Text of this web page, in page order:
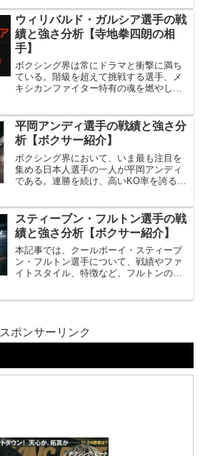
ます。
ウィリバルド・ガルシア選手の戦
績と強さ分析【寺地拳四朗の相
手】
ボクシング界は常にドラマと衝撃に満ち
ている。階級を超えて挑戦する選手、メ
キシカンファイター特有の魂を燃やした
るのがIBF世界スーパーフライ級王者ウィ
リバルド・ガルシアである。派手な経歴
ではないが、キャリアの積み重ねと地道
な努力で世界王者の地位を手にした叩き
上げのメキシカン。ここでは彼のプロフ
ィールから戦績、ファイトスタイル、そ
平岡アンディ選手の戦績と強さ分
析【ボクサー紹介】
ボクシング界において、いま最も注目を
集める日本人選手の一人が平岡アンディ
である。連勝を続け、高いKO率を誇るサ
込んでいる存在だ。長身とリーチを武器
にした攻撃力、そしてインファイトでも
強さを発揮できる柔軟さは、日本ボクシ
ングの新たな可能性を示している。この
記事では、平岡アンディのプロフィール
や戦績、ファイトスタイルを徹底的に掘
スティーブン・フルトン選手の戦
績と強さ分析【ボクサー紹介】
本記事では、クールボーイ・スティーブ
ン・フルトン選手について、戦績やファ
イトスタイル、特徴など、フルトンのそ
スポンサーリンク